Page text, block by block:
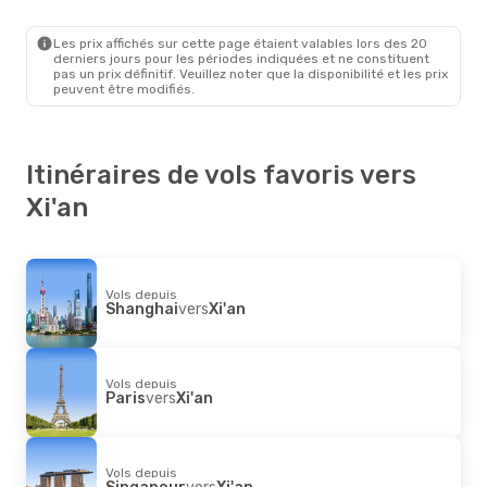
Les prix affichés sur cette page étaient valables lors des 20
derniers jours pour les périodes indiquées et ne constituent
pas un prix définitif. Veuillez noter que la disponibilité et les prix
peuvent être modifiés.
Itinéraires de vols favoris vers
Xi'an
Vols depuis
ShanghaiversXi'an
Vols depuis
ParisversXi'an
Vols depuis